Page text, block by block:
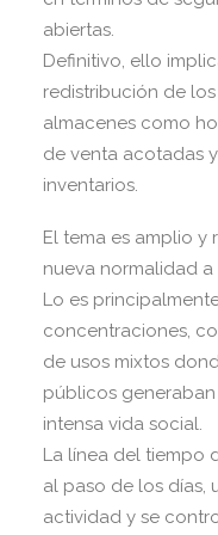
abiertas.
Definitivo, ello
redistribución de
almacenes como
de venta acotadas
inventarios.
El tema es amplio
nueva normalidad a
Lo es
concentraciones,
de usos mixtos
públicos
intensa vida social.
La línea del tiempo
al paso de los días,
actividad y se